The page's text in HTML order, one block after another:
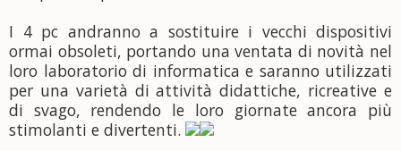
I 4 pc andranno a sostituire i vecchi dispositivi
ormai obsoleti, portando una ventata di novità nel
loro laboratorio di informatica e saranno utilizzati
per una varietà di attività didattiche, ricreative e
di svago, rendendo le loro giornate ancora più
stimolanti e divertenti.